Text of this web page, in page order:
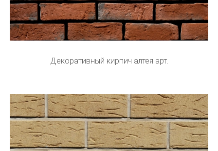
Декоративный кирпич алтея арт.